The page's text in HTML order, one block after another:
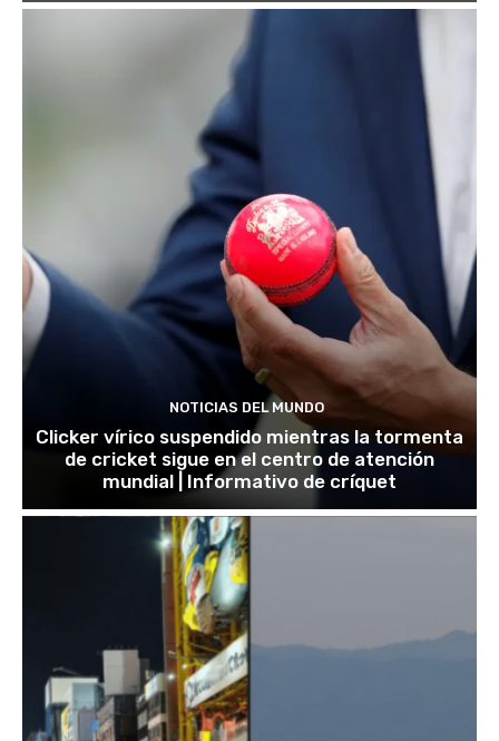
NOTICIAS DEL MUNDO
Clicker vírico suspendido mientras la tormenta
de cricket sigue en el centro de atención
mundial | Informativo de críquet